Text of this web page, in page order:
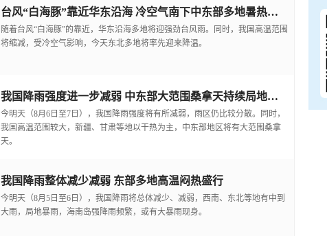
台风“白海豚”靠近华东沿海 冷空气南下中东部多地暑热缓解
随着台风“白海豚”的靠近，华东沿海多地将迎强劲台风雨。同时，我国高温范围
将缩减，受冷空气影响，今天东北多地将率先迎来降温。
我国降雨强度进一步减弱 中东部大范围桑拿天持续局地可超38℃
今明天（8月6日至7日），我国降雨强度将有所减弱，雨区仍比较分散。同时，
我国高温范围较大，新疆、甘肃等地以干热为主，中东部地区将有大范围桑拿
天。
我国降雨整体减少减弱 东部多地高温闷热盛行
今明天（8月5日至6日），我国降雨将总体减少、减弱，西南、东北等地有中到
大雨，局地暴雨，海南岛强降雨频繁，或有大暴雨现身。